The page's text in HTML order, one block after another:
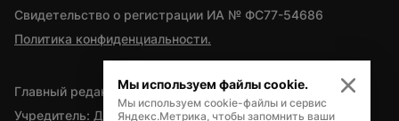
Свидетельство о регистрации ИА № ФС77-54686
Политика конфиденциальности.
Главный редактор — А.Л. Поздеев
Учредитель: Департамент внутренней политики Ямало-
Мы используем файлы cookie.
Мы используем cookie-файлы и сервис
Яндекс.Метрика, чтобы запомнить ваши